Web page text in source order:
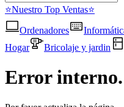
⭐Nuestro Top Ventas⭐
Ordenadores
Hogar
Bricolaje y jardin
Error interno.